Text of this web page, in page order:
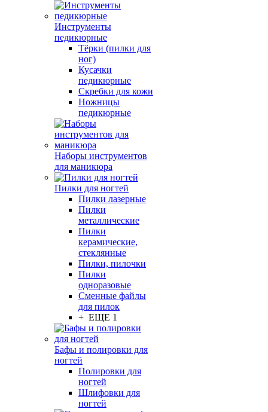
Инструменты
педикюрные
Тёрки (пилки для
ног)
Кусачки
педикюрные
Скребки для кожи
Ножницы
педикюрные
Наборы инструментов
для маникюра
Пилки для ногтей
Пилки лазерные
Пилки
металлические
Пилки
керамические,
стеклянные
Пилки, пилочки
Пилки
одноразовые
Сменные файлы
для пилок
+ ЕЩЕ 1
Бафы и полировки для
ногтей
Полировки для
ногтей
Шлифовки для
ногтей